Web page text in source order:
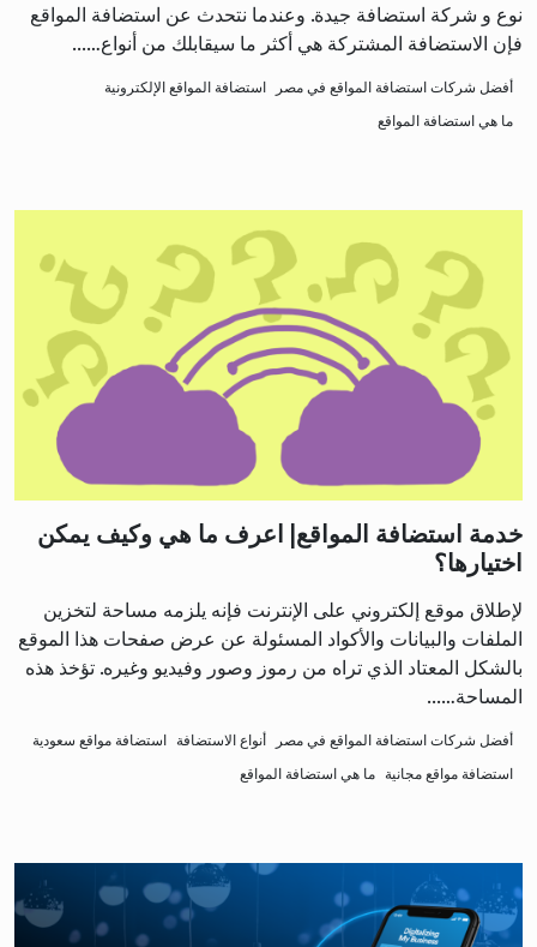
نوع و شركة استضافة جيدة. وعندما نتحدث عن استضافة المواقع
فإن الاستضافة المشتركة هي أكثر ما سيقابلك من أنواع…...
أفضل شركات استضافة المواقع في مصر
استضافة المواقع الإلكترونية
ما هي استضافة المواقع
خدمة استضافة المواقع| اعرف ما هي وكيف يمكن
اختيارها؟
لإطلاق موقع إلكتروني على الإنترنت فإنه يلزمه مساحة لتخزين
الملفات والبيانات والأكواد المسئولة عن عرض صفحات هذا الموقع
بالشكل المعتاد الذي تراه من رموز وصور وفيديو وغيره. تؤخذ هذه
المساحة…...
أفضل شركات استضافة المواقع في مصر أنواع الاستضافة استضافة مواقع سعودية
استضافة مواقع مجانية ما هي استضافة المواقع